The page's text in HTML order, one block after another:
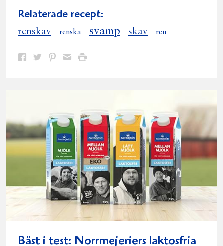
Relaterade recept:
renskav renska svamp skav ren
Dela Dela Dela DelaSkriv
Bäst i test: Norrmejeriers laktosfria